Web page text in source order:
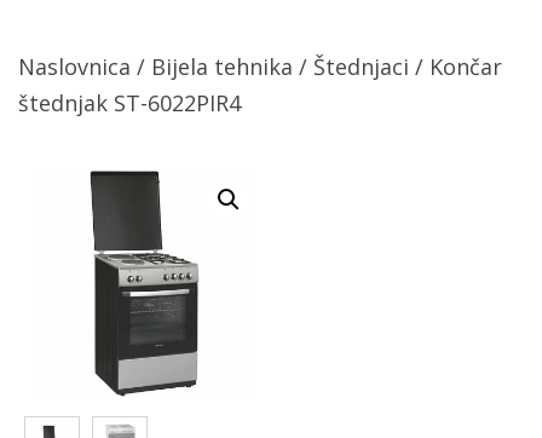
Naslovnica / Bijela tehnika / Štednjaci / Končar
štednjak ST-6022PIR4